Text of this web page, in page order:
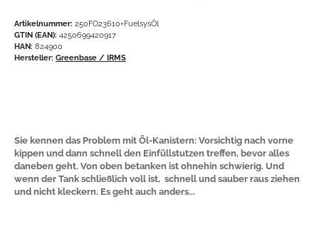
Artikelnummer: 250FO23610+FuelsysÖl
GTIN (EAN): 4250699420917
HAN: 824900
Hersteller: Greenbase / IRMS
Sie kennen das Problem mit Öl-Kanistern: Vorsichtig nach vorne
kippen und dann schnell den Einfüllstutzen treffen, bevor alles
daneben geht. Von oben betanken ist ohnehin schwierig. Und
wenn der Tank schließlich voll ist, schnell und sauber raus ziehen
und nicht kleckern. Es geht auch anders...